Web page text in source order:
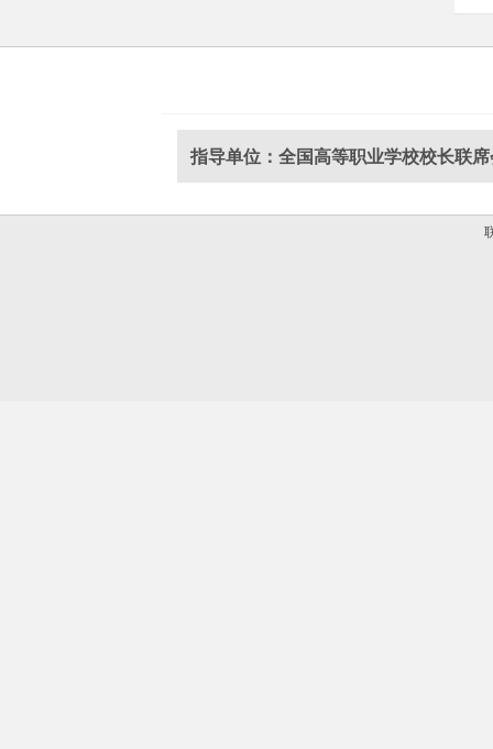
指导单位：全国高等职业学校校长联